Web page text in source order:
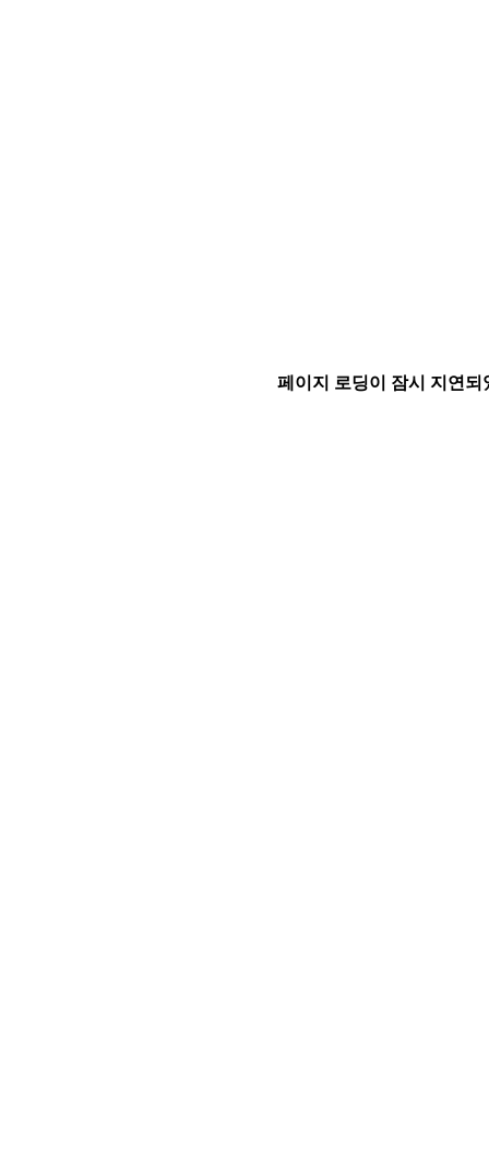
페이지 로딩이 잠시 지연